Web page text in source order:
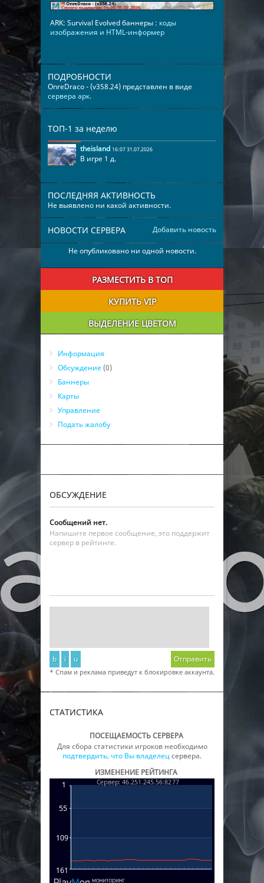
ARK: Survival Evolved баннеры : коды
изображения и HTML-информер
ПОДРОБНОСТИ
OnreDraco - (v358.24) представлен в виде
сервера арк.
ТОП-1 за неделю
theisland 16:07 31.07.2026
В игре 1 д.
ПОСЛЕДНЯЯ АКТИВНОСТЬ
Не выявлено ни какой активности.
Добавить новость
НОВОСТИ СЕРВЕРА
Не опубликовано ни одной новости.
РАЗМЕСТИТЬ В ТОП
КУПИТЬ VIP
ВЫДЕЛЕНИЕ ЦВЕТОМ
Информация
Обсуждение (0)
Баннеры
Карты
Управление
Подать жалобу
ОБСУЖДЕНИЕ
Сообщений нет.
Напишите первое сообщение, это поддержит
сервер в рейтинге.
b i u Отправить
* Спам и реклама приведут к блокировке аккаунта.
СТАТИСТИКА
ПОСЕЩАЕМОСТЬ СЕРВЕРА
Для сбора статистики игроков необходимо
подтвердить, что Вы владелецсервера.
ИЗМЕНЕНИЕ РЕЙТИНГА